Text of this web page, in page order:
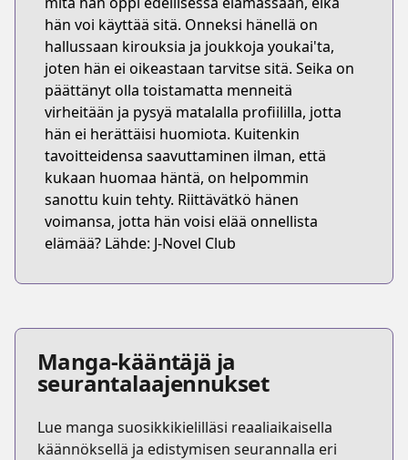
hän voi käyttää sitä. Onneksi hänellä on
hallussaan kirouksia ja joukkoja youkai'ta,
joten hän ei oikeastaan tarvitse sitä. Seika on
päättänyt olla toistamatta menneitä
virheitään ja pysyä matalalla profiililla, jotta
hän ei herättäisi huomiota. Kuitenkin
tavoitteidensa saavuttaminen ilman, että
kukaan huomaa häntä, on helpommin
sanottu kuin tehty. Riittävätkö hänen
voimansa, jotta hän voisi elää onnellista
elämää? Lähde: J-Novel Club
Manga-kääntäjä ja
seurantalaajennukset
Lue manga suosikkikielilläsi reaaliaikaisella
käännöksellä ja edistymisen seurannalla eri